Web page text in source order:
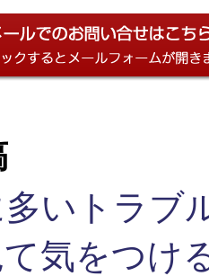
いトラブ
て気をつ